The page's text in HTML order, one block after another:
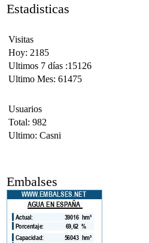
Estadisticas
Visitas
Hoy: 2185
Ultimos 7 días :15126
Ultimo Mes: 61475
Usuarios
Total: 982
Ultimo: Casni
Embalses